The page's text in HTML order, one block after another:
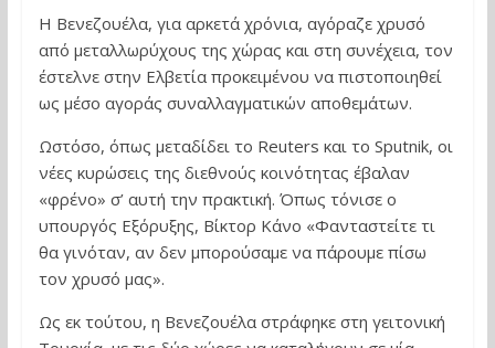
Η Βενεζουέλα, για αρκετά χρόνια, αγόραζε χρυσό
από μεταλλωρύχους της χώρας και στη συνέχεια, τον
έστελνε στην Ελβετία προκειμένου να πιστοποιηθεί
ως μέσο αγοράς συναλλαγματικών αποθεμάτων.
Ωστόσο, όπως μεταδίδει το Reuters και το Sputnik, οι
νέες κυρώσεις της διεθνούς κοινότητας έβαλαν
«φρένο» σ’ αυτή την πρακτική. Όπως τόνισε ο
υπουργός Εξόρυξης, Βίκτορ Κάνο «Φανταστείτε τι
θα γινόταν, αν δεν μπορούσαμε να πάρουμε πίσω
τον χρυσό μας».
Ως εκ τούτου, η Βενεζουέλα στράφηκε στη γειτονική